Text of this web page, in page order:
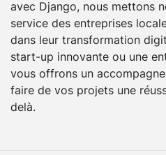
avec Django, nous mettons
service des entreprises
dans leur transformation
start-up innovante ou une
vous offrons un
faire de vos projets une
delà.